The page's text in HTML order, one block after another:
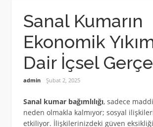
Sanal Kumarın
Ekonomik
Dair İçsel
admin Şubat 2, 2025
Sanal kumar bağımlılığı, sadece
neden olmakla kalmıyor; sosyal
etkiliyor. İlişkilerinizdeki güven